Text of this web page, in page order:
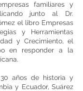
familiares y
junto al Dr.
el libro Empresas
y Herramientas
y Crecimiento, el
en responder a la
años de historia y
y Ecuador, Suárez